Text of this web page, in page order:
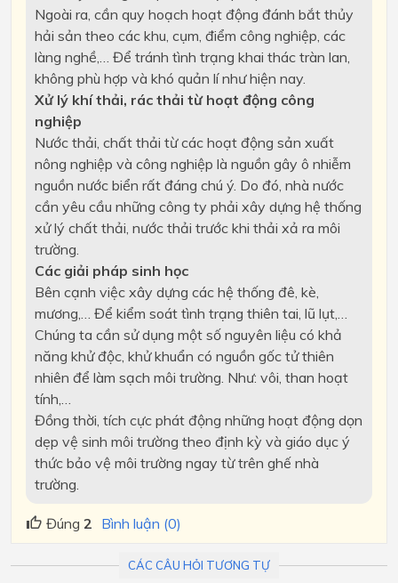
Ngoài ra, cần quy hoạch hoạt động đánh bắt thủy
hải sản theo các khu, cụm, điểm công nghiệp, các
làng nghề,… Để tránh tình trạng khai thác tràn lan,
không phù hợp và khó quản lí như hiện nay.
Xử lý khí thải, rác thải từ hoạt động công
nghiệp
Nước thải, chất thải từ các hoạt động sản xuất
nông nghiệp và công nghiệp là nguồn gây ô nhiễm
nguồn nước biển rất đáng chú ý. Do đó, nhà nước
cần yêu cầu những công ty phải xây dựng hệ thống
xử lý chất thải, nước thải trước khi thải xả ra môi
trường.
Các giải pháp sinh học
Bên cạnh việc xây dựng các hệ thống đê, kè,
mương,… Để kiểm soát tình trạng thiên tai, lũ lụt,…
Chúng ta cần sử dụng một số nguyên liệu có khả
năng khử độc, khử khuẩn có nguồn gốc tử thiên
nhiên để làm sạch môi trường. Như: vôi, than hoạt
tính,…
Đồng thời, tích cực phát động những hoạt động dọn
dẹp vệ sinh môi trường theo định kỳ và giáo dục ý
thức bảo vệ môi trường ngay từ trên ghế nhà
trường.
Đúng 2 Bình luận (0)
CÁC CÂU HỎI TƯƠNG TỰ